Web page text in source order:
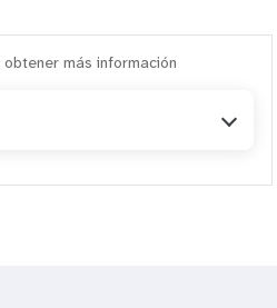
más información